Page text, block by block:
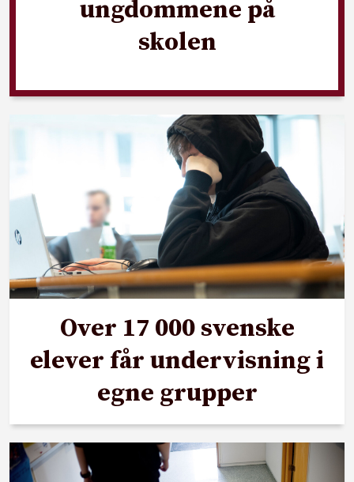
ungdommene på
skolen
Over 17 000 svenske
elever får undervisning i
egne grupper